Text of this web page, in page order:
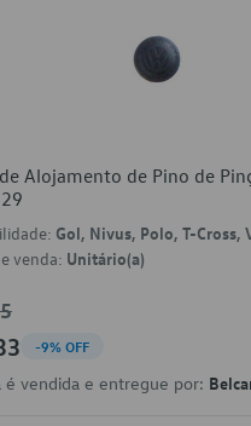
Alojamento de Pino de
Gol, Nivus, Polo, T-Cross,
venda: Unitário(a)
-9% OFF
é vendida e entregue por: